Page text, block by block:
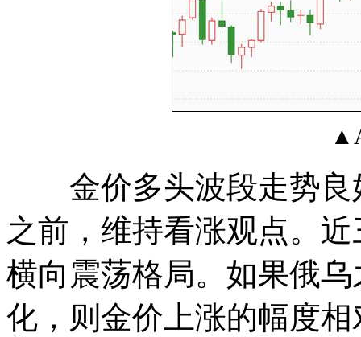
金价多头波段走势良
之前，维持看涨观点。
横向震荡格局。如果俄
化，则金价上涨的幅度